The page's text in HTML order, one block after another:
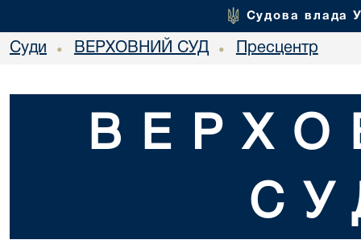
Судова влада
Суди • ВЕРХОВНИЙ СУД • Пресцентр